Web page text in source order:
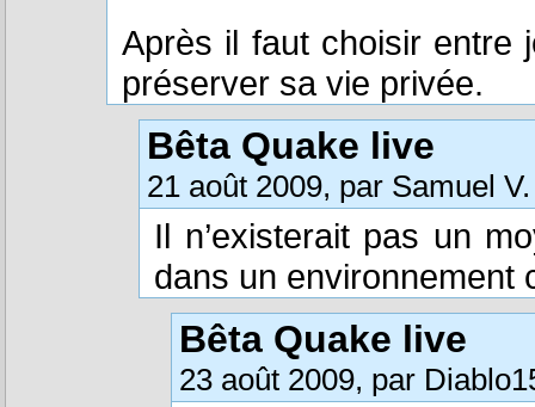
Après il faut choisir entre
préserver sa vie privée.
Bêta Quake live
21 août 2009, par Samuel V.
Il n’existerait pas un
dans un environnement
Bêta Quake live
23 août 2009, par